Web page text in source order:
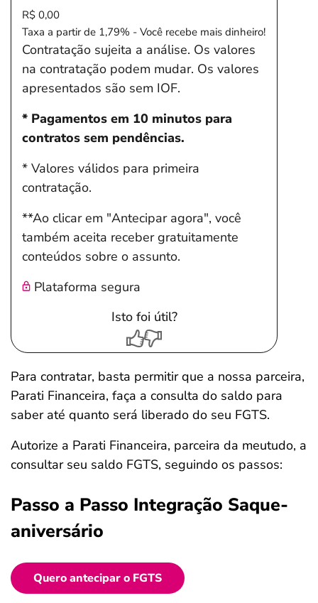
R$ 0,00
Taxa a partir de 1,79% - Você recebe mais dinheiro!
Contratação sujeita a análise. Os valores
na contratação podem mudar. Os valores
apresentados são sem IOF.
* Pagamentos em 10 minutos para
contratos sem pendências.
* Valores válidos para primeira
contratação.
**Ao clicar em "Antecipar agora", você
também aceita receber gratuitamente
conteúdos sobre o assunto.
Plataforma segura
Isto foi útil?
Para contratar, basta permitir que a nossa parceira,
Parati Financeira, faça a consulta do saldo para
saber até quanto será liberado do seu FGTS.
Autorize a Parati Financeira, parceira da meutudo, a
consultar seu saldo FGTS, seguindo os passos:
Passo a Passo Integração Saque-
aniversário
Quero antecipar o FGTS